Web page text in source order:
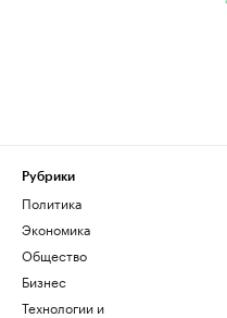
Рубрики
Политика
Экономика
Общество
Бизнес
Технологии и